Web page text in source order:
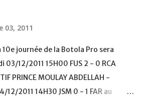
03, 2011
journée de la Botola Pro sera
03/12/2011 15H00 FUS 2 - 0 RCA
PRINCE MOULAY ABDELLAH -
12/2011 14H30 JSM 0 - 1 FAR au